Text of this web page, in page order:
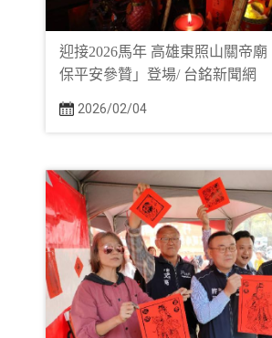
迎接2026馬年 高雄東照山關帝廟
保平安參贊」登場/ 台銘新聞網
2026/02/04